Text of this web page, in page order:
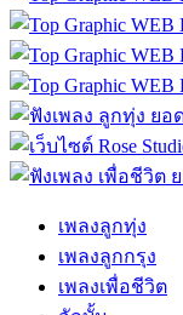
เพลงลูกทุ่ง
เพลงลูกกรุง
เพลงเพื่อชีวิต